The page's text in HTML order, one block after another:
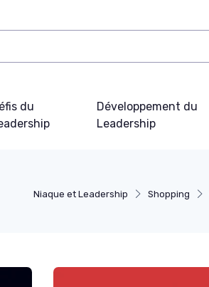
du
Développement du
Leadership
Niaque et Leadership Shopping